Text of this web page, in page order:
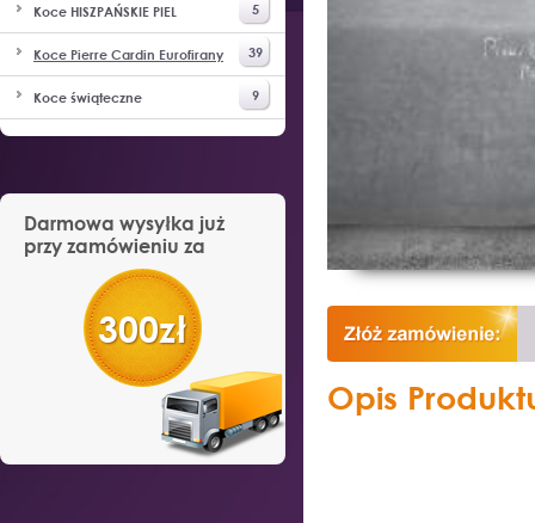
Koce HISZPAŃSKIE PIEL 5
Koce Pierre Cardin Eurofirany 39
Koce świąteczne 9
Darmowa wysyłka już
przy zamówieniu za
300zł
Opis